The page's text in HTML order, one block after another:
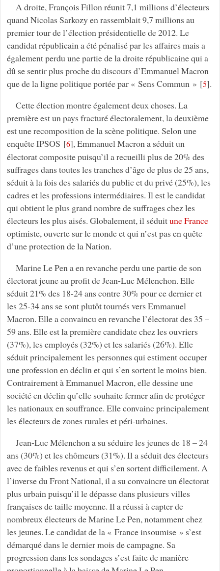
A droite, François Fillon réunit 7,1 millions d’électeurs
quand Nicolas Sarkozy en rassemblait 9,7 millions au
premier tour de l’élection présidentielle de 2012. Le
candidat républicain a été pénalisé par les affaires mais a
également perdu une partie de la droite républicaine qui a
dû se sentir plus proche du discours d’Emmanuel Macron
que de la ligne politique portée par « Sens Commun » [5].
Cette élection montre également deux choses. La
première est un pays fracturé électoralement, la deuxième
est une recomposition de la scène politique. Selon une
enquête IPSOS [6], Emmanuel Macron a séduit un
électorat composite puisqu’il a recueilli plus de 20% des
suffrages dans toutes les tranches d’âge de plus de 25 ans,
séduit à la fois des salariés du public et du privé (25%), les
cadres et les professions intermédiaires. Il est le candidat
qui obtient le plus grand nombre de suffrages chez les
électeurs les plus aisés. Globalement, il séduitune France
optimiste, ouverte sur le monde et qui n’est pas en quête
d’une protection de la Nation.
Marine Le Pen a en revanche perdu une partie de son
électorat jeune au profit de Jean-Luc Mélenchon. Elle
séduit 21% des 18-24 ans contre 30% pour ce dernier et
les 25-34 ans se sont plutôt tournés vers Emmanuel
Macron. Elle a convaincu en revanche l’électorat des 35 –
59 ans. Elle est la première candidate chez les ouvriers
(37%), les employés (32%) et les salariés (26%). Elle
séduit principalement les personnes qui estiment occuper
une profession en déclin et qui s’en sortent le moins bien.
Contrairement à Emmanuel Macron, elle dessine une
société en déclin qu’elle souhaite fermer afin de protéger
les nationaux en souffrance. Elle convainc principalement
les électeurs de zones rurales et péri-urbaines.
Jean-Luc Mélenchon a su séduire les jeunes de 18 – 24
ans (30%) et les chômeurs (31%). Il a séduit des électeurs
avec de faibles revenus et qui s’en sortent difficilement. A
l’inverse du Front National, il a su convaincre un électorat
plus urbain puisqu’il le dépasse dans plusieurs villes
françaises de taille moyenne. Il a réussi à capter de
nombreux électeurs de Marine Le Pen, notamment chez
les jeunes. Le candidat de la « France insoumise » s’est
démarqué dans le dernier mois de campagne. Sa
progression dans les sondages s’est faite de manière